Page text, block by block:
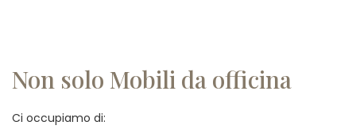
Non solo Mobili da officina
Ci occupiamo di: